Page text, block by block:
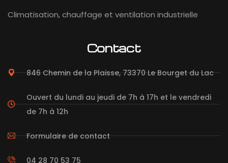
Climatisation, chauffage et ventilation industrielle
Contact
846 Chemin de la Plaisse, 73370 Le Bourget du Lac
Ouvert du lundi au jeudi de 7h à 17h et le vendredi
de 7h à 12h
Formulaire de contact
04 28 70 53 75